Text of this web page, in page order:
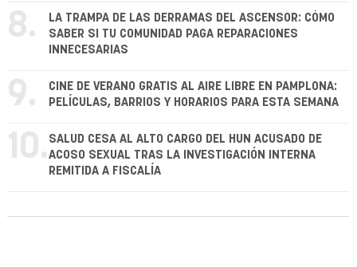
8.
LA TRAMPA DE LAS DERRAMAS DEL ASCENSOR: CÓMO
SABER SI TU COMUNIDAD PAGA REPARACIONES
INNECESARIAS
9.
CINE DE VERANO GRATIS AL AIRE LIBRE EN PAMPLONA:
PELÍCULAS, BARRIOS Y HORARIOS PARA ESTA SEMANA
10. SALUD CESA AL ALTO CARGO DEL HUN ACUSADO DE
ACOSO SEXUAL TRAS LA INVESTIGACIÓN INTERNA
REMITIDA A FISCALÍA